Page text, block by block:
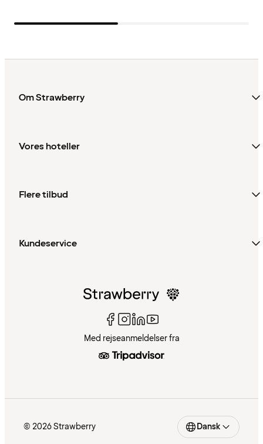
Om Strawberry
Vores hoteller
Flere tilbud
Kundeservice
Med rejseanmeldelser fra
© 2026 Strawberry Dansk